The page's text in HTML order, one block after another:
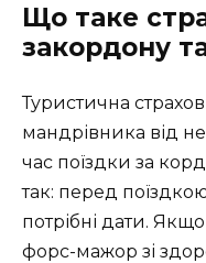
Що таке
закордону
Туристична
мандрівника від
час поїздки за
так: перед
потрібні дати.
форс-мажор зі